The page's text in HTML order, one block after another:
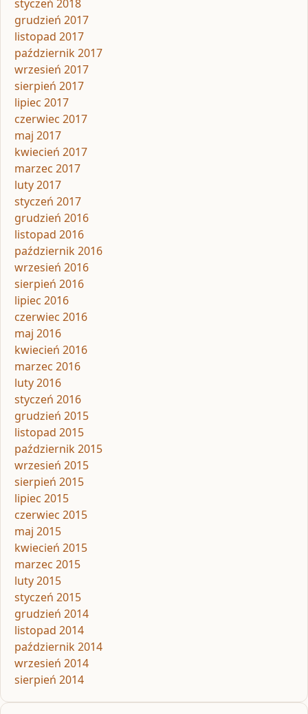
styczeń 2018
grudzień 2017
listopad 2017
październik 2017
wrzesień 2017
sierpień 2017
lipiec 2017
czerwiec 2017
maj 2017
kwiecień 2017
marzec 2017
luty 2017
styczeń 2017
grudzień 2016
listopad 2016
październik 2016
wrzesień 2016
sierpień 2016
lipiec 2016
czerwiec 2016
maj 2016
kwiecień 2016
marzec 2016
luty 2016
styczeń 2016
grudzień 2015
listopad 2015
październik 2015
wrzesień 2015
sierpień 2015
lipiec 2015
czerwiec 2015
maj 2015
kwiecień 2015
marzec 2015
luty 2015
styczeń 2015
grudzień 2014
listopad 2014
październik 2014
wrzesień 2014
sierpień 2014